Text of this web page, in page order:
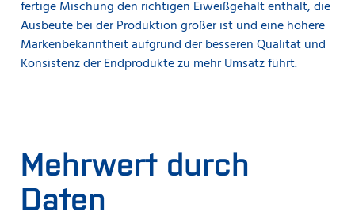
fertige Mischung den richtigen Eiweißgehalt enthält, die
Ausbeute bei der Produktion größer ist und eine höhere
Markenbekanntheit aufgrund der besseren Qualität und
Konsistenz der Endprodukte zu mehr Umsatz führt.
Mehrwert durch
Daten